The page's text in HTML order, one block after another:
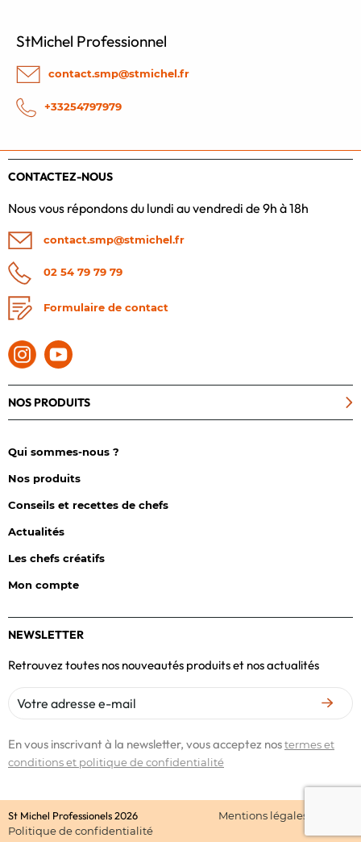
StMichel Professionnel
contact.smp@stmichel.fr
+33254797979
CONTACTEZ-NOUS
Nous vous répondons du lundi au vendredi de 9h à 18h
contact.smp@stmichel.fr
02 54 79 79 79
Formulaire de contact
NOS PRODUITS
Qui sommes-nous ?
Nos produits
Conseils et recettes de chefs
Actualités
Les chefs créatifs
Mon compte
NEWSLETTER
Retrouvez toutes nos nouveautés produits et nos actualités
En vous inscrivant à la newsletter, vous acceptez nostermes et
conditions et politique de confidentialité
St Michel Professionels 2026 Mentions légales
Politique de confidentialité